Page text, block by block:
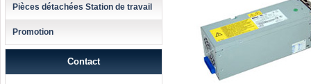
Pièces détachées Station de travail
Promotion
Contact